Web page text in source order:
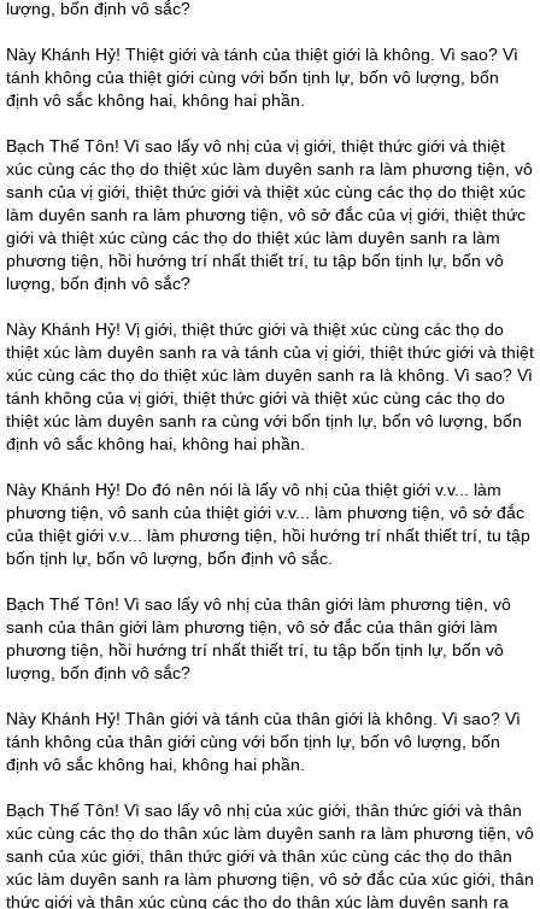
lượng, bốn định vô sắc?
Này Khánh Hỷ! Thiệt giới và tánh của thiệt giới là không. Vì sao? Vì
tánh không của thiệt giới cùng với bốn tịnh lự, bốn vô lượng, bốn
định vô sắc không hai, không hai phần.
Bạch Thế Tôn! Vì sao lấy vô nhị của vị giới, thiệt thức giới và thiệt
xúc cùng các thọ do thiệt xúc làm duyên sanh ra làm phương tiện, vô
sanh của vị giới, thiệt thức giới và thiệt xúc cùng các thọ do thiệt xúc
làm duyên sanh ra làm phương tiện, vô sở đắc của vị giới, thiệt thức
giới và thiệt xúc cùng các thọ do thiệt xúc làm duyên sanh ra làm
phương tiện, hồi hướng trí nhất thiết trí, tu tập bốn tịnh lự, bốn vô
lượng, bốn định vô sắc?
Này Khánh Hỷ! Vị giới, thiệt thức giới và thiệt xúc cùng các thọ do
thiệt xúc làm duyên sanh ra và tánh của vị giới, thiệt thức giới và thiệt
xúc cùng các thọ do thiệt xúc làm duyên sanh ra là không. Vì sao? Vì
tánh không của vị giới, thiệt thức giới và thiệt xúc cùng các thọ do
thiệt xúc làm duyên sanh ra cùng với bốn tịnh lự, bốn vô lượng, bốn
định vô sắc không hai, không hai phần.
Này Khánh Hỷ! Do đó nên nói là lấy vô nhị của thiệt giới v.v... làm
phương tiện, vô sanh của thiệt giới v.v... làm phương tiện, vô sở đắc
của thiệt giới v.v... làm phương tiện, hồi hướng trí nhất thiết trí, tu tập
bốn tịnh lự, bốn vô lượng, bốn định vô sắc.
Bạch Thế Tôn! Vì sao lấy vô nhị của thân giới làm phương tiện, vô
sanh của thân giới làm phương tiện, vô sở đắc của thân giới làm
phương tiện, hồi hướng trí nhất thiết trí, tu tập bốn tịnh lự, bốn vô
lượng, bốn định vô sắc?
Này Khánh Hỷ! Thân giới và tánh của thân giới là không. Vì sao? Vì
tánh không của thân giới cùng với bốn tịnh lự, bốn vô lượng, bốn
định vô sắc không hai, không hai phần.
Bạch Thế Tôn! Vì sao lấy vô nhị của xúc giới, thân thức giới và thân
xúc cùng các thọ do thân xúc làm duyên sanh ra làm phương tiện, vô
sanh của xúc giới, thân thức giới và thân xúc cùng các thọ do thân
xúc làm duyên sanh ra làm phương tiện, vô sở đắc của xúc giới, thân
thức giới và thân xúc cùng các thọ do thân xúc làm duyên sanh ra